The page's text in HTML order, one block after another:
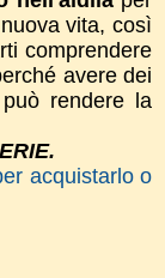
vita, così
comprendere
avere dei
rendere la
acquistarlo o